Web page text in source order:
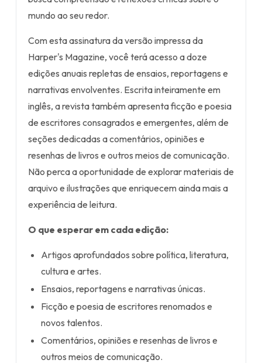
mundo ao seu redor.
Com esta assinatura da versão impressa da
Harper's Magazine, você terá acesso a doze
edições anuais repletas de ensaios, reportagens e
narrativas envolventes. Escrita inteiramente em
inglês, a revista também apresenta ficção e poesia
de escritores consagrados e emergentes, além de
seções dedicadas a comentários, opiniões e
resenhas de livros e outros meios de comunicação.
Não perca a oportunidade de explorar materiais de
arquivo e ilustrações que enriquecem ainda mais a
experiência de leitura.
O que esperar em cada edição:
Artigos aprofundados sobre política, literatura,
cultura e artes.
Ensaios, reportagens e narrativas únicas.
Ficção e poesia de escritores renomados e
novos talentos.
Comentários, opiniões e resenhas de livros e
outros meios de comunicação.